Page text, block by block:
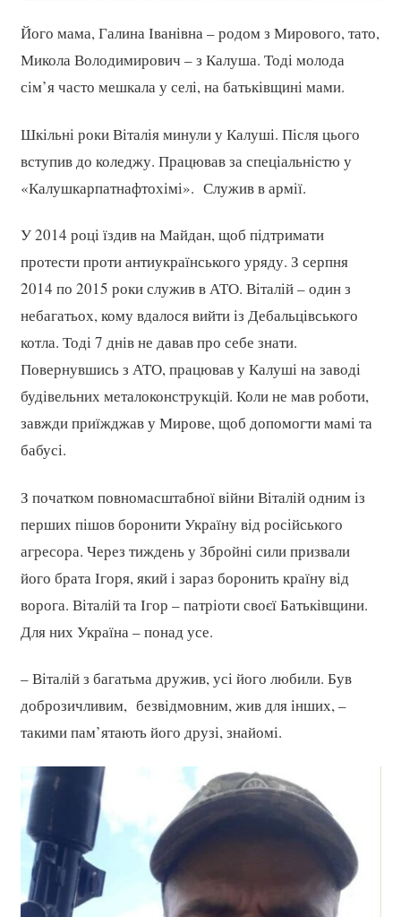
Його мама, Галина Іванівна – родом з Мирового, тато,
Микола Володимирович – з Калуша. Тоді молода
сім’я часто мешкала у селі, на батьківщині мами.
Шкільні роки Віталія минули у Калуші. Після цього
вступив до коледжу. Працював за спеціальністю у
«Калушкарпатнафтохімі». Служив в армії.
У 2014 році їздив на Майдан, щоб підтримати
протести проти антиукраїнського уряду. З серпня
2014 по 2015 роки служив в АТО. Віталій – один з
небагатьох, кому вдалося вийти із Дебальцівського
котла. Тоді 7 днів не давав про себе знати.
Повернувшись з АТО, працював у Калуші на заводі
будівельних металоконструкцій. Коли не мав роботи,
завжди приїжджав у Мирове, щоб допомогти мамі та
бабусі.
З початком повномасштабної війни Віталій одним із
перших пішов боронити Україну від російського
агресора. Через тиждень у Збройні сили призвали
його брата Ігоря, який і зараз боронить країну від
ворога. Віталій та Ігор – патріоти своєї Батьківщини.
Для них Україна – понад усе.
– Віталій з багатьма дружив, усі його любили. Був
доброзичливим, безвідмовним, жив для інших, –
такими пам’ятають його друзі, знайомі.